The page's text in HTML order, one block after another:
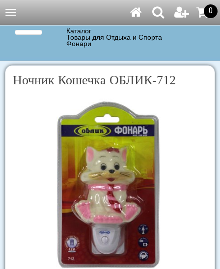
Навигация 0
Каталог
Товары для Отдыха и Спорта
Фонари
Ночник Кошечка ОБЛИК-712